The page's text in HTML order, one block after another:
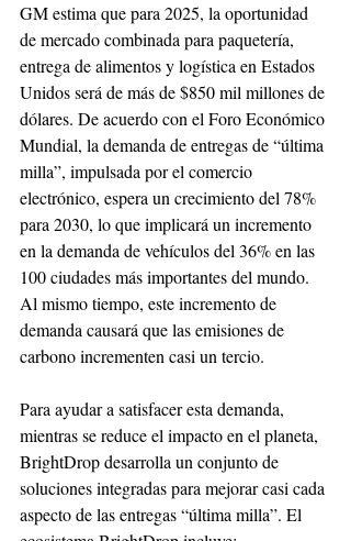
GM estima que para 2025, la oportunidad
de mercado combinada para paquetería,
entrega de alimentos y logística en Estados
Unidos será de más de $850 mil millones de
dólares. De acuerdo con el Foro Económico
Mundial, la demanda de entregas de “última
milla”, impulsada por el comercio
electrónico, espera un crecimiento del 78%
para 2030, lo que implicará un incremento
en la demanda de vehículos del 36% en las
100 ciudades más importantes del mundo.
Al mismo tiempo, este incremento de
demanda causará que las emisiones de
carbono incrementen casi un tercio.
Para ayudar a satisfacer esta demanda,
mientras se reduce el impacto en el planeta,
BrightDrop desarrolla un conjunto de
soluciones integradas para mejorar casi cada
aspecto de las entregas “última milla”. El